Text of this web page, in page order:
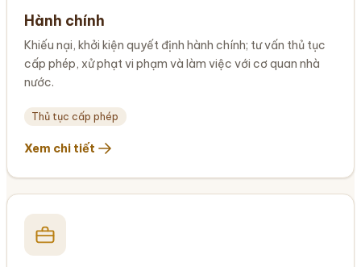
Hành chính
Khiếu nại, khởi kiện quyết định hành chính; tư vấn thủ tục
cấp phép, xử phạt vi phạm và làm việc với cơ quan nhà
nước.
Thủ tục cấp phép
Xem chi tiết